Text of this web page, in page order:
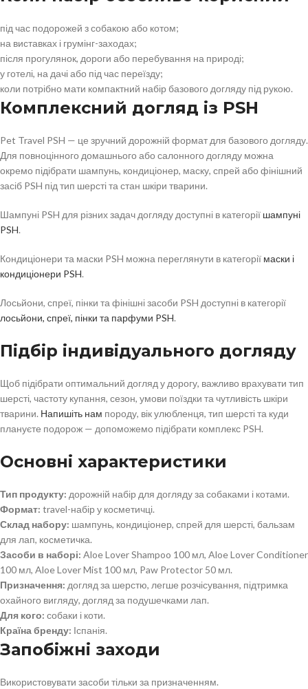
під час подорожей з собакою або котом;
на виставках і грумінг-заходах;
після прогулянок, дороги або перебування на природі;
у готелі, на дачі або під час переїзду;
коли потрібно мати компактний набір базового догляду під рукою.
Комплексний догляд із PSH
Pet Travel PSH — це зручний дорожній формат для базового догляду.
Для повноцінного домашнього або салонного догляду можна
окремо підібрати шампунь, кондиціонер, маску, спрей або фінішний
засіб PSH під тип шерсті та стан шкіри тварини.
Шампуні PSH для різних задач догляду доступні в категорії шампуні
PSH.
Кондиціонери та маски PSH можна переглянути в категорії маски і
кондиціонери PSH.
Лосьйони, спреї, пінки та фінішні засоби PSH доступні в категорії
лосьйони, спреї, пінки та парфуми PSH.
Підбір індивідуального догляду
Щоб підібрати оптимальний догляд у дорогу, важливо врахувати тип
шерсті, частоту купання, сезон, умови поїздки та чутливість шкіри
тварини. Напишіть нам породу, вік улюбленця, тип шерсті та куди
плануєте подорож — допоможемо підібрати комплекс PSH.
Основні характеристики
Тип продукту: дорожній набір для догляду за собаками і котами.
Формат: travel-набір у косметичці.
Склад набору: шампунь, кондиціонер, спрей для шерсті, бальзам
для лап, косметичка.
Засоби в наборі: Aloe Lover Shampoo 100 мл, Aloe Lover Conditioner
100 мл, Aloe Lover Mist 100 мл, Paw Protector 50 мл.
Призначення: догляд за шерстю, легше розчісування, підтримка
охайного вигляду, догляд за подушечками лап.
Для кого: собаки і коти.
Країна бренду: Іспанія.
Запобіжні заходи
Використовувати засоби тільки за призначенням.